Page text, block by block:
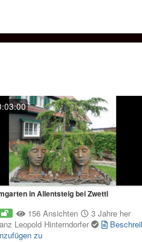
in Allentsteig bei Zwettl
156 Ansichten
3 Jahre her
Leopold Hinterndorfer
zu